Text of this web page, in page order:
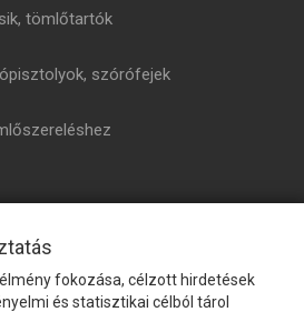
tömlőtartók
szórófejek
fokozása, célzott hirdetések
és statisztikai célból tárol